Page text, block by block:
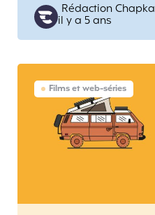
Posted
by
Rédaction Chapka
il y a 5 ans
Films et web-séries